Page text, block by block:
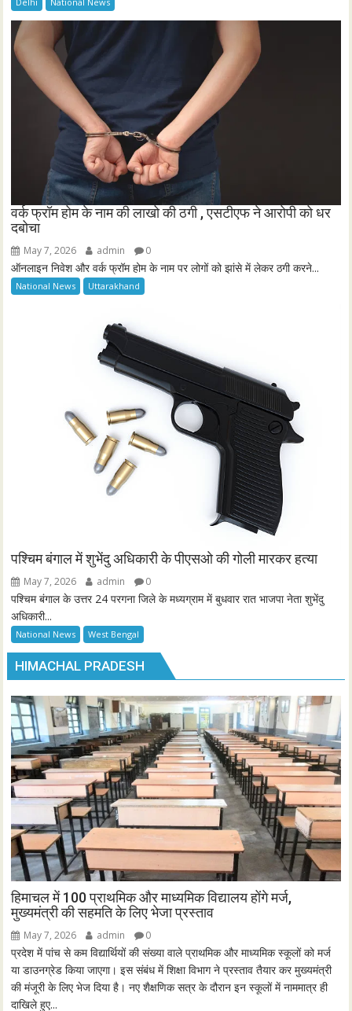
वर्क फ्रॉम होम के नाम की लाखो की ठगी , एसटीएफ ने आरोपी को धर
दबोचा
May 7, 2026 admin 0
ऑनलाइन निवेश और वर्क फ्रॉम होम के नाम पर लोगों को झांसे में लेकर ठगी करने...
National News Uttarakhand
पश्चिम बंगाल में शुभेंदु अधिकारी के पीएसओ की गोली मारकर हत्या
May 7, 2026 admin 0
पश्चिम बंगाल के उत्तर 24 परगना जिले के मध्यग्राम में बुधवार रात भाजपा नेता शुभेंदु
अधिकारी...
National News West Bengal
HIMACHAL PRADESH
हिमाचल में 100 प्राथमिक और माध्यमिक विद्यालय होंगे मर्ज,
मुख्यमंत्री की सहमति के लिए भेजा प्रस्ताव
May 7, 2026 admin 0
प्रदेश में पांच से कम विद्यार्थियों की संख्या वाले प्राथमिक और माध्यमिक स्कूलों को मर्ज
या डाउनग्रेड किया जाएगा। इस संबंध में शिक्षा विभाग ने प्रस्ताव तैयार कर मुख्यमंत्री
की मंजूरी के लिए भेज दिया है। नए शैक्षणिक सत्र के दौरान इन स्कूलों में नाममात्र ही
दाखिले हुए...